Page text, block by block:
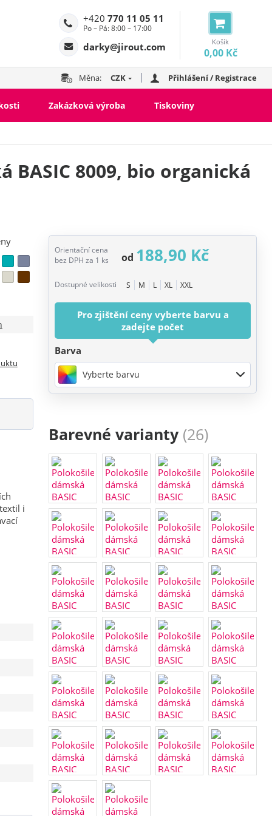
Košík
0,00 Kč
+420 770 11 05 11
Po – Pá: 8:00 – 17:00
darky@jirout.com
Měna: CZK Přihlášení / Registrace
Zakázková výroba Tiskoviny
BASIC 8009, bio organická
Orientační cena
bez DPH za 1 ks
od 188,90 Kč
Dostupné velikosti S M L XL XXL
Pro zjištění ceny vyberte barvu a
zadejte počet
Barva
Vyberte barvu
i
Barevné varianty (26)